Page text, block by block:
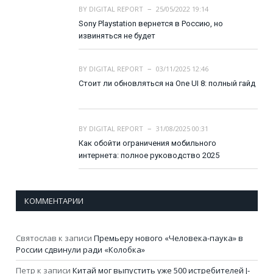
BY DIGITAL REPORT
25/05/2022 19:14
Sony Playstation вернется в Россию, но
извиняться не будет
BY DIGITAL REPORT
03/11/2025 12:46
Стоит ли обновляться на One UI 8: полный гайд
BY DIGITAL REPORT
31/08/2025 00:31
Как обойти ограничения мобильного
интернета: полное руководство 2025
КОММЕНТАРИИ
Святослав к записи Премьеру нового «Человека-паука» в
России сдвинули ради «Колобка»
Петр к записи Китай мог выпустить уже 500 истребителей J-